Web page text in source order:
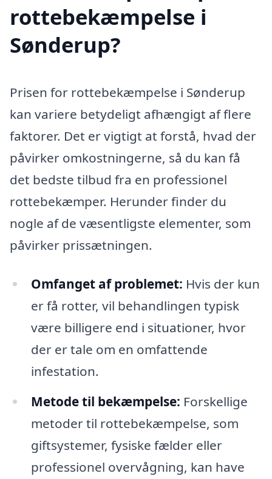
rottebekæmpelse i
Sønderup?
Prisen for rottebekæmpelse i Sønderup
kan variere betydeligt afhængigt af flere
faktorer. Det er vigtigt at forstå, hvad der
påvirker omkostningerne, så du kan få
det bedste tilbud fra en professionel
rottebekæmper. Herunder finder du
nogle af de væsentligste elementer, som
påvirker prissætningen.
Omfanget af problemet: Hvis der kun
er få rotter, vil behandlingen typisk
være billigere end i situationer, hvor
der er tale om en omfattende
infestation.
Metode til bekæmpelse: Forskellige
metoder til rottebekæmpelse, som
giftsystemer, fysiske fælder eller
professionel overvågning, kan have